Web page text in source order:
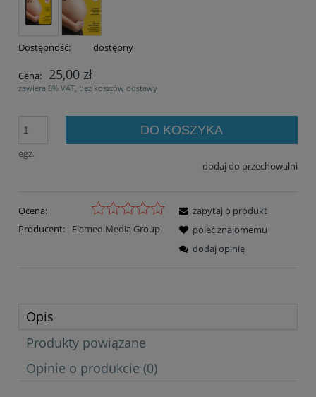
Dostępność: dostępny
Cena: 25,00 zł
zawiera 8% VAT, bez kosztów dostawy
egz.
DO KOSZYKA
dodaj do przechowalni
Ocena:
Producent:
Elamed Media Group
zapytaj o produkt
poleć znajomemu
dodaj opinię
Opis
Produkty powiązane
Opinie o produkcie (0)